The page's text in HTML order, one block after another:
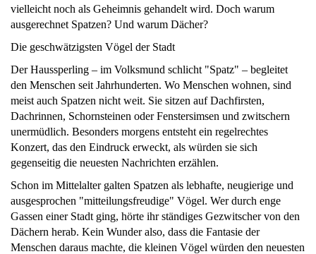
vielleicht noch als Geheimnis gehandelt wird. Doch warum
ausgerechnet Spatzen? Und warum Dächer?
Die geschwätzigsten Vögel der Stadt
Der Haussperling – im Volksmund schlicht "Spatz" – begleitet
den Menschen seit Jahrhunderten. Wo Menschen wohnen, sind
meist auch Spatzen nicht weit. Sie sitzen auf Dachfirsten,
Dachrinnen, Schornsteinen oder Fenstersimsen und zwitschern
unermüdlich. Besonders morgens entsteht ein regelrechtes
Konzert, das den Eindruck erweckt, als würden sie sich
gegenseitig die neuesten Nachrichten erzählen.
Schon im Mittelalter galten Spatzen als lebhafte, neugierige und
ausgesprochen "mitteilungsfreudige" Vögel. Wer durch enge
Gassen einer Stadt ging, hörte ihr ständiges Gezwitscher von den
Dächern herab. Kein Wunder also, dass die Fantasie der
Menschen daraus machte, die kleinen Vögel würden den neuesten